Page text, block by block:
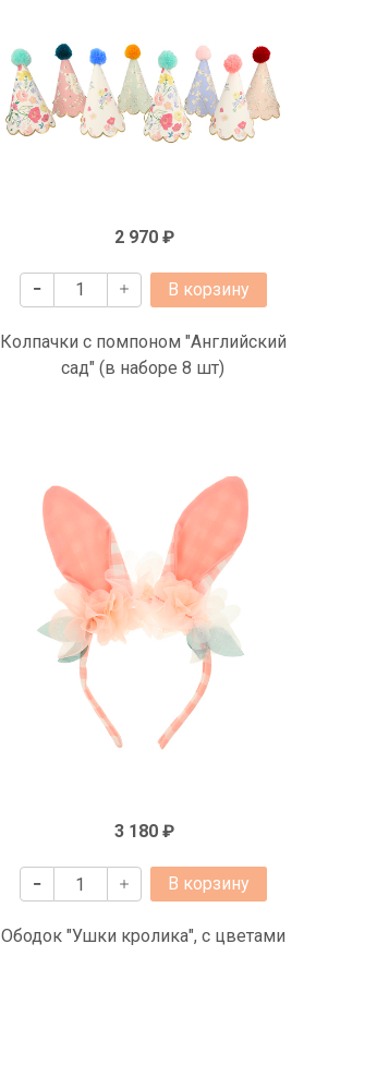
2 970 ₽
В корзину
Колпачки с помпоном "Английский
сад" (в наборе 8 шт)
3 180 ₽
В корзину
Ободок "Ушки кролика", с цветами